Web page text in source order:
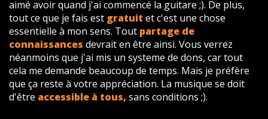
aimé avoir quand j'ai commencé la guitare ;). De plus,
tout ce que je fais est gratuit et c'est une chose
essentielle à mon sens. Tout partage de
connaissances devrait en être ainsi. Vous verrez
néanmoins que j'ai mis un systeme de dons, car tout
cela me demande beaucoup de temps. Mais je préfère
que ça reste à votre appréciation. La musique se doit
d'être accessible à tous, sans conditions ;).